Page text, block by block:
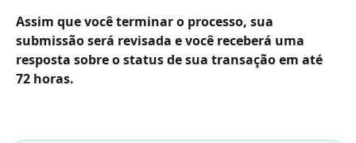
Assim que você terminar o processo, sua
submissão será revisada e você receberá uma
resposta sobre o status de sua transação em até
72 horas.